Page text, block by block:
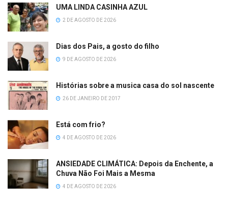
UMA LINDA CASINHA AZUL
2 DE AGOSTO DE 2026
Dias dos Pais, a gosto do filho
9 DE AGOSTO DE 2026
Histórias sobre a musica casa do sol nascente
26 DE JANEIRO DE 2017
Está com frio?
4 DE AGOSTO DE 2026
ANSIEDADE CLIMÁTICA: Depois da Enchente, a
Chuva Não Foi Mais a Mesma
4 DE AGOSTO DE 2026